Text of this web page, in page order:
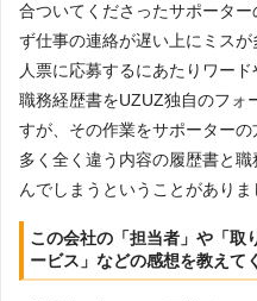
合ついてくださったサポータ
ず仕事の連絡が遅い上にミス
人票に応募するにあたりワー
職務経歴書をUZUZ独自のフォ
すが、その作業をサポーター
多く全く違う内容の履歴書と
んでしまうということがありま
この会社の「担当者」や「取
ービス」などの感想を教えて